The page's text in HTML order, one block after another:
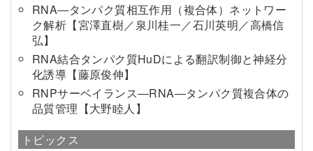
RNA―タンパク質相互作用（複合体）ネットワー
ク解析【宮澤直樹／泉川桂一／石川英明／高橋信
弘】
RNA結合タンパク質HuDによる翻訳制御と神経分
化誘導【藤原俊伸】
RNPサーベイランス―RNA―タンパク質複合体の
品質管理【大野睦人】
トピックス